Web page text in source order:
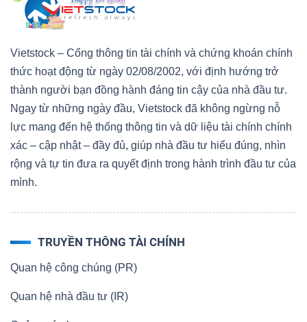
Vietstock – Cổng thông tin tài chính và chứng khoán chính
thức hoạt động từ ngày 02/08/2002, với định hướng trở
thành người bạn đồng hành đáng tin cậy của nhà đầu tư.
Ngay từ những ngày đầu, Vietstock đã không ngừng nỗ
lực mang đến hệ thống thông tin và dữ liệu tài chính chính
xác – cập nhật – đầy đủ, giúp nhà đầu tư hiểu đúng, nhìn
rộng và tự tin đưa ra quyết định trong hành trình đầu tư của
mình.
TRUYỀN THÔNG TÀI CHÍNH
Quan hệ công chúng (PR)
Quan hệ nhà đầu tư (IR)